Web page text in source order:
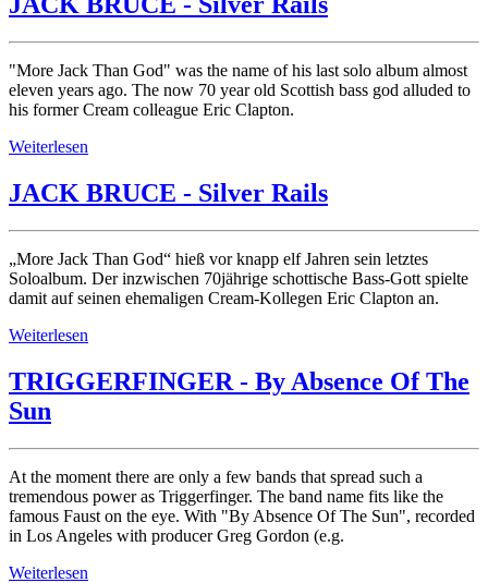
"More Jack Than God" was the name of his last solo album almost
eleven years ago. The now 70 year old Scottish bass god alluded to
his former Cream colleague Eric Clapton.
Weiterlesen
JACK BRUCE - Silver Rails
„More Jack Than God“ hieß vor knapp elf Jahren sein letztes
Soloalbum. Der inzwischen 70jährige schottische Bass-Gott spielte
damit auf seinen ehemaligen Cream-Kollegen Eric Clapton an.
Weiterlesen
TRIGGERFINGER - By Absence Of The
Sun
At the moment there are only a few bands that spread such a
tremendous power as Triggerfinger. The band name fits like the
famous Faust on the eye. With "By Absence Of The Sun", recorded
in Los Angeles with producer Greg Gordon (e.g.
Weiterlesen